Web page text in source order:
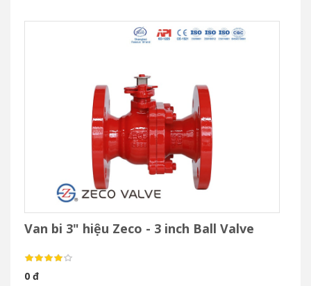
Van bi 3" hiệu Zeco - 3 inch Ball Valve
0 đ